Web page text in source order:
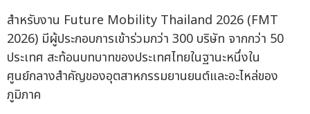
สำหรับงาน Future Mobility Thailand 2026 (FMT
2026) มีผู้ประกอบการเข้าร่วมกว่า 300 บริษัท จากกว่า 50
ประเทศ สะท้อนบทบาทของประเทศไทยในฐานะหนึ่งใน
ศูนย์กลางสำคัญของอุตสาหกรรมยานยนต์และอะไหล่ของ
ภูมิภาค